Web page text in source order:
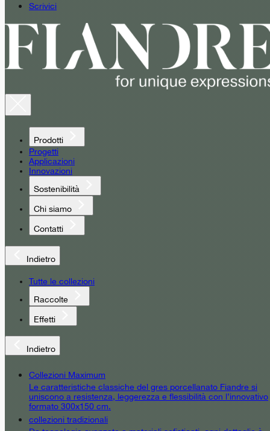
Scrivici
Prodotti
Progetti
Applicazioni
Innovazioni
Sostenibilità
Chi siamo
Contatti
Indietro
Tutte le collezioni
Raccolte
Effetti
Indietro
Collezioni Maximum
Le caratteristiche classiche del gres porcellanato Fiandre si
uniscono a resistenza, leggerezza e flessibilità con l’innovativo
formato 300x150 cm.
collezioni tradizionali